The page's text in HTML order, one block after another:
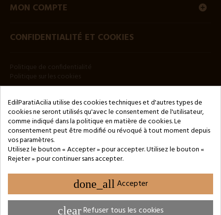
MON COMPTE
CONFIDENTIALITÉ ET COOKIES
Copyright © 2024 by 3Enne s.r.l.s. P.IVA/C.F.: 13466181008
Numéro d'enregistrement REA : RM-1449325 - Registre du
Commerce de Rome
Website Developed by M.Borzacchini - TestSide
EdilParatiAcilia utilise des cookies techniques et d'autres types de
cookies ne seront utilisés qu'avec le consentement de l'utilisateur,
comme indiqué dans la politique en matière de cookies. Le
consentement peut être modifié ou révoqué à tout moment depuis
vos paramètres.
Utilisez le bouton « Accepter » pour accepter. Utilisez le bouton «
Rejeter » pour continuer sans accepter.
done_all Accepter
clearRefuser tous les cookies